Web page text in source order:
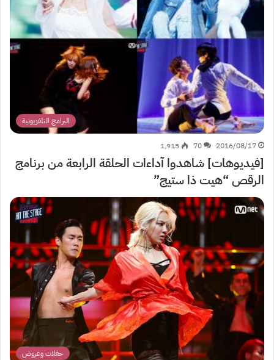
البرامج التلفزيونية
2016/08/17
70 1٬915
[فيديوهات] شاهدوا آداءات الحلقة الرابعة من برنامج
الرقص “هيت ذا ستيج”
حفلات وعروض